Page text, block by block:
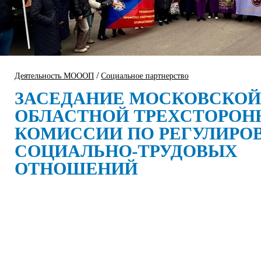
Деятельность МОООП / Социальное партнерство
ЗАСЕДАНИЕ МОСКОВСКОЙ
ОБЛАСТНОЙ
КОМИССИИ ПО
СОЦИАЛЬНО-ТРУДОВЫХ
ОТНОШЕНИЙ